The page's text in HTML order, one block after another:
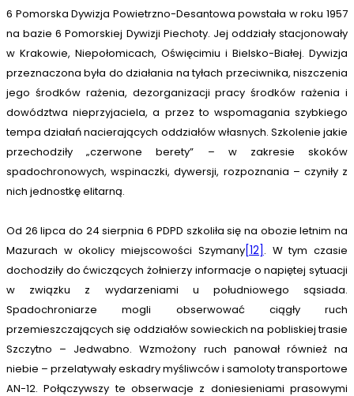
6 Pomorska Dywizja Powietrzno-Desantowa powstała w roku 1957
na bazie 6 Pomorskiej Dywizji Piechoty. Jej oddziały stacjonowały
w Krakowie, Niepołomicach, Oświęcimiu i Bielsko-Białej. Dywizja
przeznaczona była do działania na tyłach przeciwnika, niszczenia
jego środków rażenia, dezorganizacji pracy środków rażenia i
dowództwa nieprzyjaciela, a przez to wspomagania szybkiego
tempa działań nacierających oddziałów własnych. Szkolenie jakie
przechodziły „czerwone berety” – w zakresie skoków
spadochronowych, wspinaczki, dywersji, rozpoznania – czyniły z
nich jednostkę elitarną.
Od 26 lipca do 24 sierpnia 6 PDPD szkoliła się na obozie letnim na
Mazurach w okolicy miejscowości Szymany[12] . W tym czasie
dochodziły do ćwiczących żołnierzy informacje o napiętej sytuacji
w związku z wydarzeniami u południowego sąsiada.
Spadochroniarze mogli obserwować ciągły ruch
przemieszczających się oddziałów sowieckich na pobliskiej trasie
Szczytno – Jedwabno. Wzmożony ruch panował również na
niebie – przelatywały eskadry myśliwców i samoloty transportowe
AN-12. Połączywszy te obserwacje z doniesieniami prasowymi